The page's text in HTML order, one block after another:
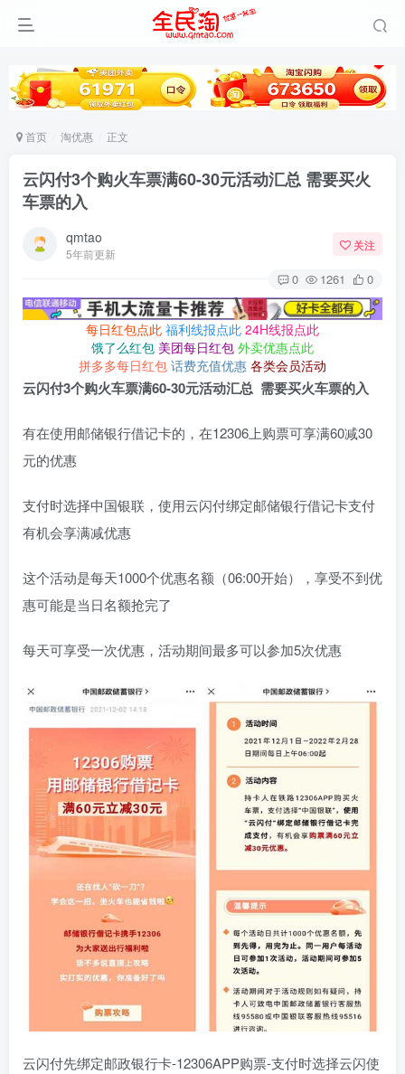
首页 淘优惠 正文
云闪付3个购火车票满60-30元活动汇总 需要买火
车票的入
qmtao
5年前更新
关注
0 1261 0
每日红包点此 福利线报点此 24H线报点此
饿了么红包 美团每日红包 外卖优惠点此
拼多多每日红包 话费充值优惠 各类会员活动
云闪付3个购火车票满60-30元活动汇总 需要买火车票的入
有在使用邮储银行借记卡的，在12306上购票可享满60减30
元的优惠
支付时选择中国银联，使用云闪付绑定邮储银行借记卡支付
有机会享满减优惠
这个活动是每天1000个优惠名额（06:00开始），享受不到优
惠可能是当日名额抢完了
每天可享受一次优惠，活动期间最多可以参加5次优惠
云闪付先绑定邮政银行卡-12306APP购票-支付时选择云闪使